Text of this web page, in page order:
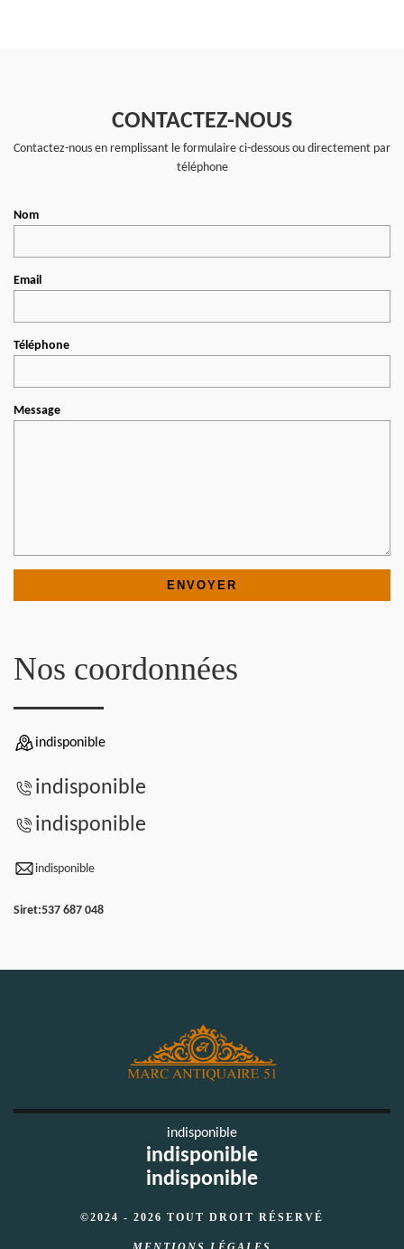
CONTACTEZ-NOUS
Contactez-nous en remplissant le formulaire ci-dessous ou directement par
téléphone
Nom
Email
Téléphone
Message
Nos coordonnées
indisponible
indisponible
indisponible
indisponible
Siret:537 687 048
indisponible
indisponible
indisponible
©2024 - 2026 TOUT DROIT RÉSERVÉ